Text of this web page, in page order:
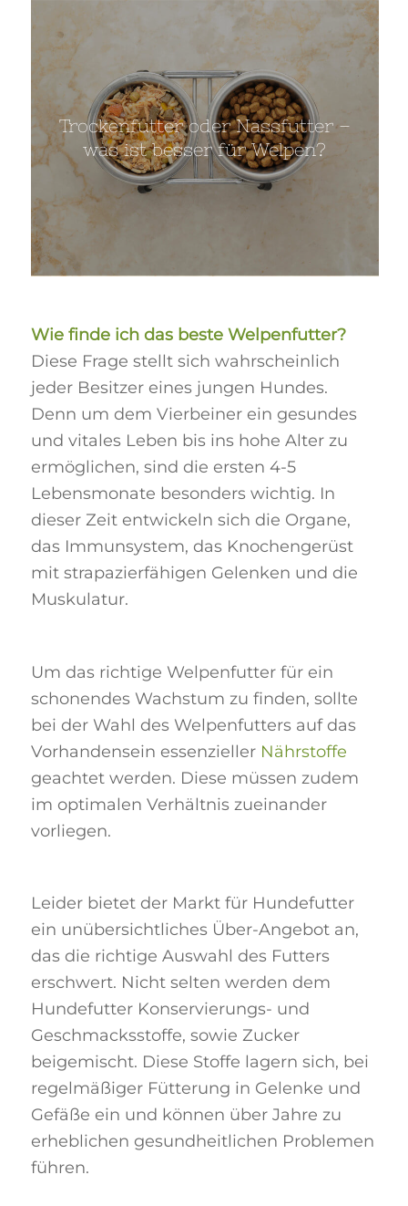
Trockenfutter oder Nassfutter –
was ist besser für Welpen?
Wie finde ich das beste Welpenfutter?
Diese Frage stellt sich wahrscheinlich
jeder Besitzer eines jungen Hundes.
Denn um dem Vierbeiner ein gesundes
und vitales Leben bis ins hohe Alter zu
ermöglichen, sind die ersten 4-5
Lebensmonate besonders wichtig. In
dieser Zeit entwickeln sich die Organe,
das Immunsystem, das Knochengerüst
mit strapazierfähigen Gelenken und die
Muskulatur.
Um das richtige Welpenfutter für ein
schonendes Wachstum zu finden, sollte
bei der Wahl des Welpenfutters auf das
Vorhandensein essenzieller Nährstoffe
geachtet werden. Diese müssen zudem
im optimalen Verhältnis zueinander
vorliegen.
Leider bietet der Markt für Hundefutter
ein unübersichtliches Über-Angebot an,
das die richtige Auswahl des Futters
erschwert. Nicht selten werden dem
Hundefutter Konservierungs- und
Geschmacksstoffe, sowie Zucker
beigemischt. Diese Stoffe lagern sich, bei
regelmäßiger Fütterung in Gelenke und
Gefäße ein und können über Jahre zu
erheblichen gesundheitlichen Problemen
führen.